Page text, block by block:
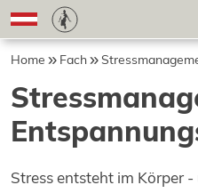
Home Fach
Stress entsteht im Körper